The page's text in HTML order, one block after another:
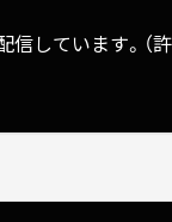
しています。（許